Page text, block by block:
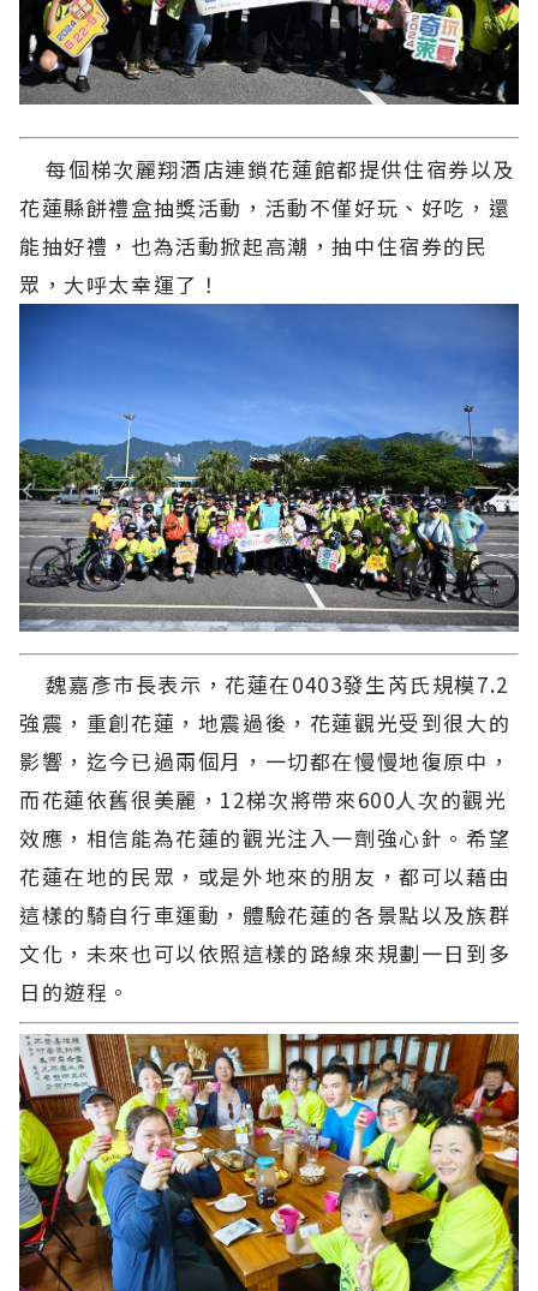
每個梯次麗翔酒店連鎖花蓮館都提供住宿券以及
花蓮縣餅禮盒抽獎活動，活動不僅好玩、好吃，還
能抽好禮，也為活動掀起高潮，抽中住宿券的民
眾，大呼太幸運了！
魏嘉彥市長表示，花蓮在0403發生芮氏規模7.2
強震，重創花蓮，地震過後，花蓮觀光受到很大的
影響，迄今已過兩個月，一切都在慢慢地復原中，
而花蓮依舊很美麗，12梯次將帶來600人次的觀光
效應，相信能為花蓮的觀光注入一劑強心針。希望
花蓮在地的民眾，或是外地來的朋友，都可以藉由
這樣的騎自行車運動，體驗花蓮的各景點以及族群
文化，未來也可以依照這樣的路線來規劃一日到多
日的遊程。